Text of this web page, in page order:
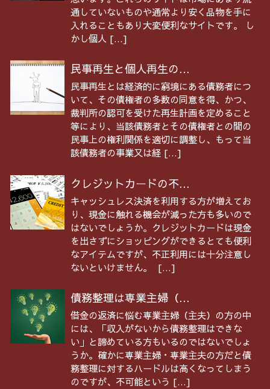
通していないものや通常より安く品物を手に
入れることもあり大変便利なサイトです。 し
かし個人 […]
民事再生と個人再生の...
民事再生とは経済的に窮境にある債務者につ
いて、その債権者の多数の同意を得、かつ、
裁判所の認可を受けた再生計画を定めること
等により、当該債務者とその債権者との間の
民事上の権利関係を適切に調整し、もって当
該債務者の事業又は経 […]
クレジットカードの不...
キャッシュレス決済を利用する方が増えてお
り、現金に触れる機会が減った方も多いので
はないでしょうか。クレジットカードは現金
を出さずにショッピングができるとても便利
なアイテムですが、不正利用には十分注意し
ないといけません。 […]
債務整理は専業主婦（...
借金の返済に悩む専業主婦（主夫）の方の中
には、「収入がないから債務整理はできな
い」と諦めている方もいるのではないでしょ
うか。確かに専業主婦・専業主夫の方だと債
務整理に対するハードルは高くなってしまう
のですが、不可能という […]